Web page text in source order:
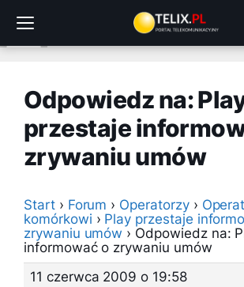
treści
Odpowiedz na:
przestaje
zrywaniu umów
Start › Forum › Operatorzy ›
komórkowi › Play przestaje
zrywaniu umów › Odpowiedz na:
informować o zrywaniu umów
11 czerwca 2009 o 19:58